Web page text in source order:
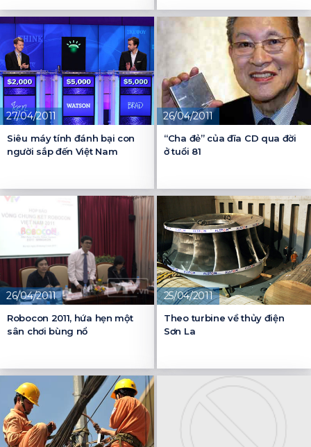
27/04/2011
Siêu máy tính đánh bại con
người sắp đến Việt Nam
26/04/2011
“Cha đẻ” của đĩa CD qua đời
ở tuổi 81
26/04/2011
Robocon 2011, hứa hẹn một
sân chơi bùng nổ
25/04/2011
Theo turbine về thủy điện
Sơn La